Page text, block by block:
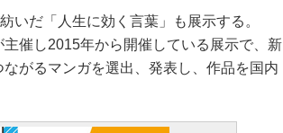
だ「人生に効く言葉」も展示する。
主催し2015年から開催している展示で、新
がるマンガを選出、発表し、作品を国内